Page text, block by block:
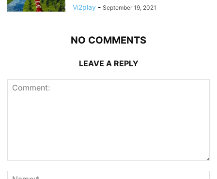
Vi2play - September 19, 2021
NO COMMENTS
LEAVE A REPLY